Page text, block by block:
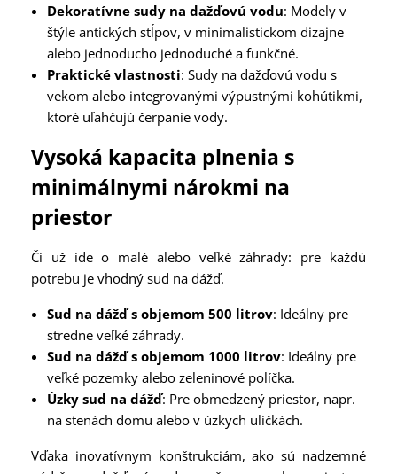
Dekoratívne sudy na dažďovú vodu: Modely v
štýle antických stĺpov, v minimalistickom dizajne
alebo jednoducho jednoduché a funkčné.
Praktické vlastnosti: Sudy na dažďovú vodu s
vekom alebo integrovanými výpustnými kohútikmi,
ktoré uľahčujú čerpanie vody.
Vysoká kapacita plnenia s
minimálnymi nárokmi na
priestor
Či už ide o malé alebo veľké záhrady: pre každú
potrebu je vhodný sud na dážď.
Sud na dážď s objemom 500 litrov: Ideálny pre
stredne veľké záhrady.
Sud na dážď s objemom 1000 litrov: Ideálny pre
veľké pozemky alebo zeleninové políčka.
Úzky sud na dážď: Pre obmedzený priestor, napr.
na stenách domu alebo v úzkych uličkách.
Vďaka inovatívnym konštrukciám, ako sú nadzemné